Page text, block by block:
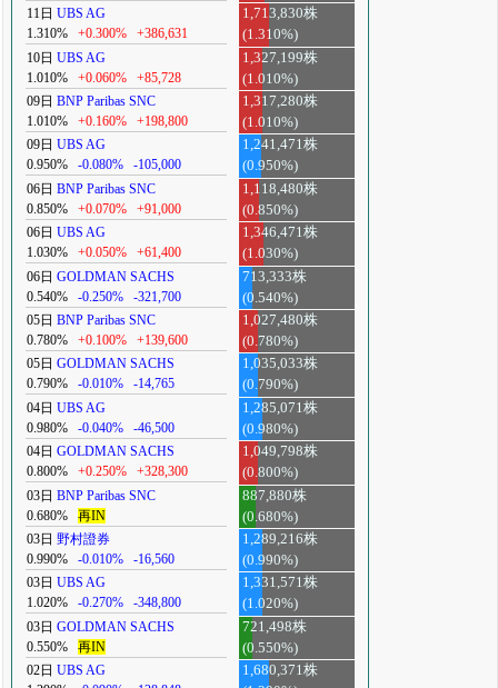
11日 UBS AG
1.310%
+0.300% +386,631
1,713,830株
(1.310%)
10日 UBS AG
1.010%
+0.060% +85,728
1,327,199株
(1.010%)
09日 BNP Paribas SNC
1.010%
+0.160% +198,800
1,317,280株
(1.010%)
09日 UBS AG
0.950%
-0.080% -105,000
1,241,471株
(0.950%)
06日 BNP Paribas SNC
0.850%
+0.070% +91,000
1,118,480株
(0.850%)
06日 UBS AG
1.030%
+0.050% +61,400
1,346,471株
(1.030%)
06日 GOLDMAN SACHS
0.540%
-0.250% -321,700
713,333株
(0.540%)
05日 BNP Paribas SNC
0.780%
+0.100% +139,600
1,027,480株
(0.780%)
05日 GOLDMAN SACHS
0.790%
-0.010% -14,765
1,035,033株
(0.790%)
04日 UBS AG
0.980%
-0.040% -46,500
1,285,071株
(0.980%)
04日 GOLDMAN SACHS
0.800%
+0.250% +328,300
1,049,798株
(0.800%)
03日 BNP Paribas SNC
0.680%
再IN
887,880株
(0.680%)
03日 野村證券
0.990%
-0.010% -16,560
1,289,216株
(0.990%)
03日 UBS AG
1.020%
-0.270% -348,800
1,331,571株
(1.020%)
03日 GOLDMAN SACHS
0.550%
再IN
721,498株
(0.550%)
02日 UBS AG
1,680,371株